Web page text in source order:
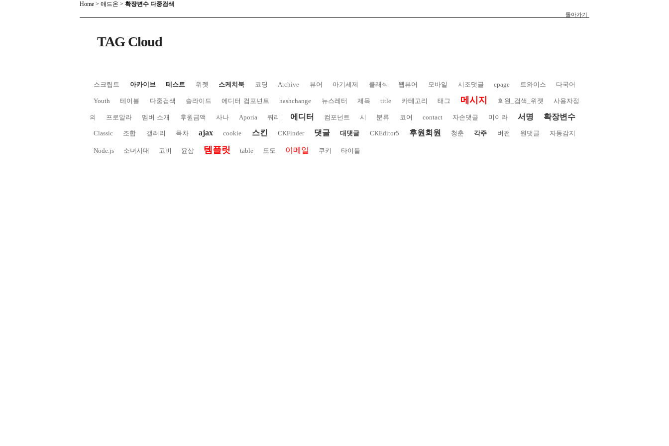
Home > 애드온 > 확장변수 다중검색
돌아가기
TAG Cloud
스크립트 아카이브 테스트 위젯 스케치북 코딩 Archive 뷰어 아기세제 클래식 웹뷰어 모바일 시조댓글 cpage 트와이스 다국어
Youth 테이블 다중검색 슬라이드 에디터 컴포넌트 hashchange 뉴스레터 제목 title 카테고리 태그 메시지 회원_검색_위젯 사용자정
의 프로알라 멤버 소개 후원금액 사나 Aporia 쿼리 에디터 컴포넌트 시 분류 코어 contact 자손댓글 미이라 서명 확장변수
Classic 조합 갤러리 목차 ajax cookie 스킨 CKFinder 댓글 대댓글 CKEditor5 후원회원 청춘 각주 버전 원댓글 자동감지
Node.js 소녀시대 고비 윤삼 템플릿 table 도도 이메일 쿠키 타이틀